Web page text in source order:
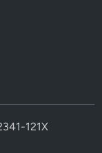
121X